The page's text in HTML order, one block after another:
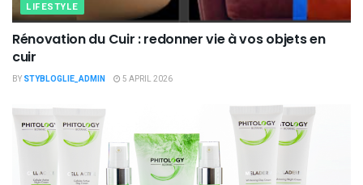
LIFESTYLE
Rénovation du Cuir : redonner vie à vos objets en
cuir
BY STYBLOGLIE_ADMIN 5 APRIL 2026